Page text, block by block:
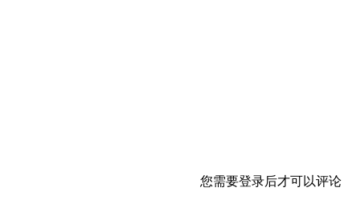
您需要登录后才可以评论